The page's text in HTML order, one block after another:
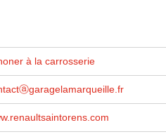
à la carrosserie